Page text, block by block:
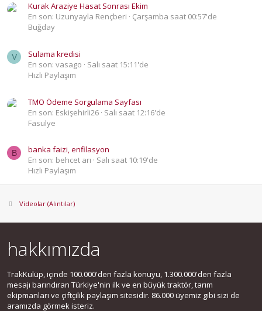
Kurak Araziye Hasat Sonrası Ekim
En son: Uzunyayla Rençberi
Çarşamba saat 00:57'de
Buğday
V
Sulama kredisi
En son: vasago
Salı saat 15:11'de
Hızlı Paylaşım
TMO Ödeme Sorgulama Sayfası
En son: Eskişehirli26 Salı saat 12:16'de
Fasulye
B
banka faizi, enfilasyon
En son: behcet arı
Salı saat 10:19'de
Hızlı Paylaşım
Videolar (Alıntılar)
hakkımızda
TrakKulüp, içinde 100.000'den fazla konuyu, 1.300.000'den fazla
mesajı barındıran Türkiye'nin ilk ve en büyük traktör, tarım
ekipmanları ve çiftçilik paylaşım sitesidir. 86.000 üyemiz gibi sizi de
aramızda görmek isteriz.